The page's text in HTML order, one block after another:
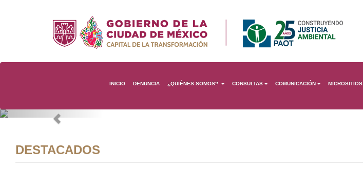
INICIO DENUNCIA ¿QUIÉNES SOMOS? CONSULTAS COMUNICACIÓN MICROSITIOS
Previous
DESTACADOS